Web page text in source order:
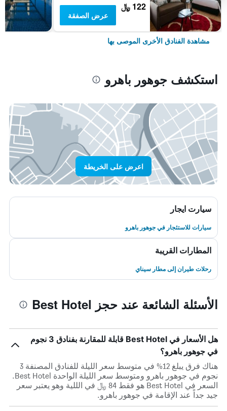
122 ﷼
عرض الصفقة
مشاهدة الفنادق الأخرى الموصى بها
استكشف جوهور باهرو
اعرض على الخريطة
سيارت ايجار
سيارات للاستئجار في جوهور باهرو
المطارات القريبة
رحلات طيران إلى مطار سيناي
الأسئلة الشائعة عند حجز Best Hotel
هل الأسعار في Best Hotel قابلة للمقارنة بفنادق 3 نجوم
في جوهور باهرو؟
هناك فرق يبلغ 12% في متوسط ​​سعر الليلة للفنادق المصنفة 3
نجوم في جوهور باهرو ومتوسط ​​سعر الليلة الواحدة Best Hotel.
السعر في Best Hotel هو فقط 84 ﷼ في الللية وهو يعتبر سعر
جيد جداً عند الإقامة في جوهور باهرو.